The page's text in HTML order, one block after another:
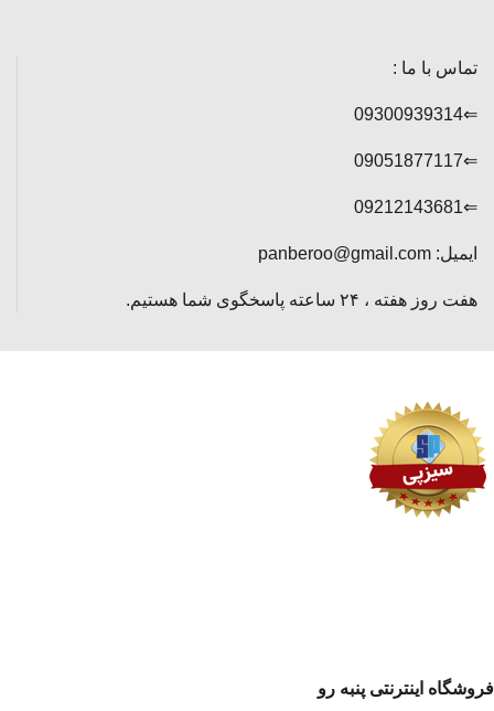
تماس با ما :
⇐09300939314
⇐09051877117
⇐09212143681
ایمیل: panberoo@gmail.com
هفت روز هفته ، ۲۴ ساعته پاسخگوی شما هستیم.
فروشگاه اینترنتی پنبه رو